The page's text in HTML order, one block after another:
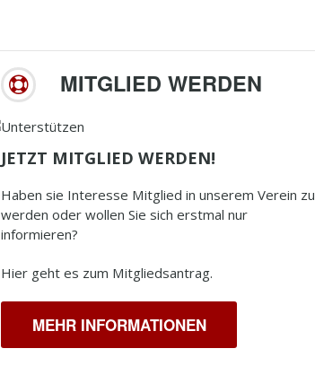
MITGLIED WERDEN
JETZT MITGLIED WERDEN!
Haben sie Interesse Mitglied in unserem Verein zu
werden oder wollen Sie sich erstmal nur
informieren?
Hier geht es zum Mitgliedsantrag.
MEHR INFORMATIONEN